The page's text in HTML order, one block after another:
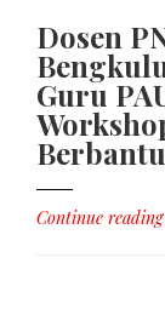
Dosen
Guru
Continue reading